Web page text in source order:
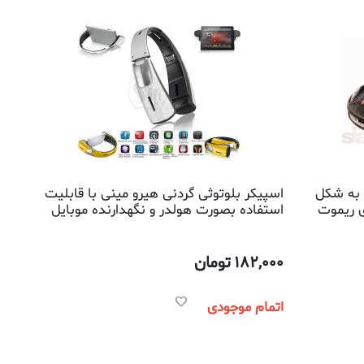
به شکل
ریموت
اسپیکر بلوتوثی گردنی هیرو مینی با قابلیت
استفاده بصورت هولدر و نگهدارنده موبایل
182,000تومان
اتمام موجودی